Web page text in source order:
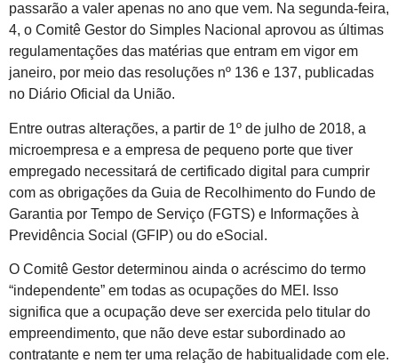
passarão a valer apenas no ano que vem. Na segunda-feira,
4, o Comitê Gestor do Simples Nacional aprovou as últimas
regulamentações das matérias que entram em vigor em
janeiro, por meio das resoluções nº 136 e 137, publicadas
no Diário Oficial da União.
Entre outras alterações, a partir de 1º de julho de 2018, a
microempresa e a empresa de pequeno porte que tiver
empregado necessitará de certificado digital para cumprir
com as obrigações da Guia de Recolhimento do Fundo de
Garantia por Tempo de Serviço (FGTS) e Informações à
Previdência Social (GFIP) ou do eSocial.
O Comitê Gestor determinou ainda o acréscimo do termo
“independente” em todas as ocupações do MEI. Isso
significa que a ocupação deve ser exercida pelo titular do
empreendimento, que não deve estar subordinado ao
contratante e nem ter uma relação de habitualidade com ele.